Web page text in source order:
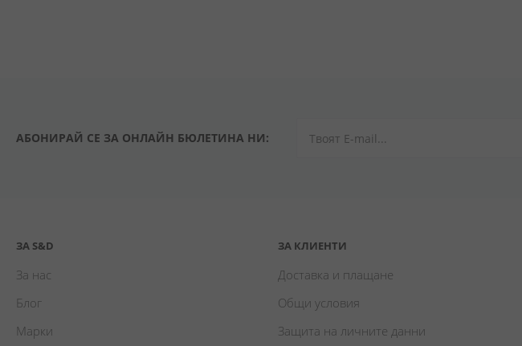
АБОНИРАЙ СЕ ЗА ОНЛАЙН БЮЛЕТИНА НИ:
ЗА S&D
За нас
Блог
Марки
ЗА КЛИЕНТИ
Доставка и плащане
Общи условия
Защита на личните данни